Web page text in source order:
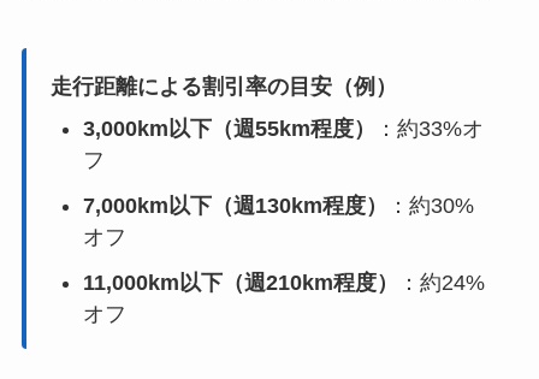
走行距離による割引率の目安（例）
3,000km以下（週55km程度）
：約33%オ
フ
7,000km以下（週130km程度）
：約30%
オフ
11,000km以下（週210km程度）
：約24%
オフ